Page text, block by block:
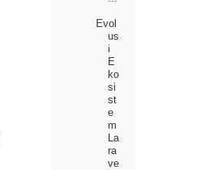
Evol
us
i
E
ko
si
st
e
m
La
ra
ve